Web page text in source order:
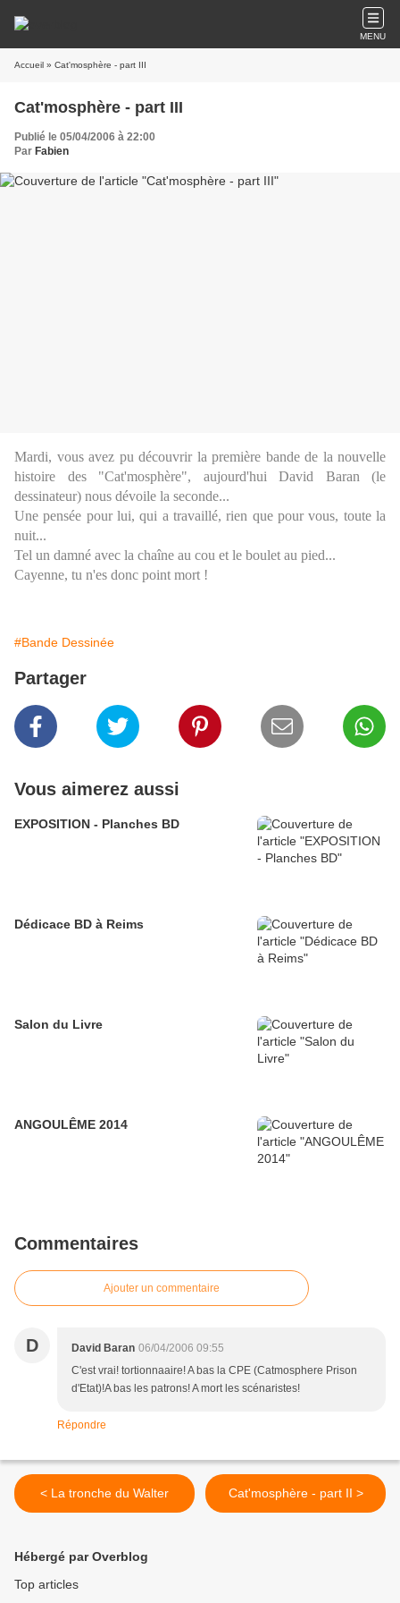
MENU
Accueil » Cat'mosphère - part III
Cat'mosphère - part III
Publié le 05/04/2006 à 22:00
Par Fabien
Mardi, vous avez pu découvrir la première bande de la nouvelle
histoire des "Cat'mosphère", aujourd'hui David Baran (le
dessinateur) nous dévoile la seconde...
Une pensée pour lui, qui a travaillé, rien que pour vous, toute la
nuit...
Tel un damné avec la chaîne au cou et le boulet au pied...
Cayenne, tu n'es donc point mort !
#Bande Dessinée
Partager
Vous aimerez aussi
EXPOSITION - Planches BD
Dédicace BD à Reims
Salon du Livre
ANGOULÊME 2014
Commentaires
Ajouter un commentaire
D David Baran 06/04/2006 09:55
C'est vrai! tortionnaaire! A bas la CPE (Catmosphere Prison
d'Etat)!A bas les patrons! A mort les scénaristes!
Répondre
< La tronche du Walter Cat'mosphère - part II >
Hébergé par Overblog
Top articles